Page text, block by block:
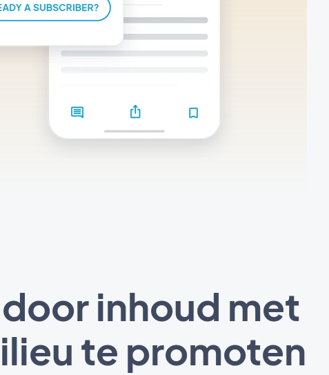
inhoud met
te promoten